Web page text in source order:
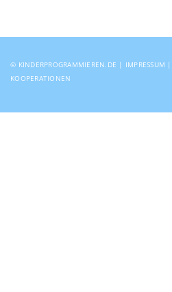
© KINDERPROGRAMMIEREN.DE | IMPRESSUM |
KOOPERATIONEN